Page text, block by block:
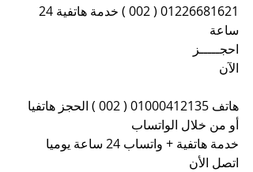
ساعة
احجـــــز
الآن
هاتف 01000412135 ( 002 ) الحجز هاتفيا
أو من خلال الواتساب
خدمة هاتفية + واتساب 24 ساعة يوميا
اتصل الأن